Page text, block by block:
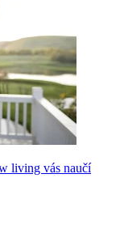
living vás naučí